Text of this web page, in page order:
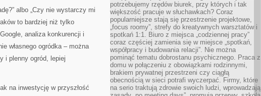
albo „Czy nie wystarczy mi
to bardziej niż tylko
analiza konkurencji i
własnego ogródka – można
i plenny ogród, lepiej
na inwestycję w przyszłość
potrzebujemy rzędów biurek, przy których i tak
większość pracuje w słuchawkach? Coraz
popularniejsze stają się przestrzenie projektowe,
„focus roomy”, strefy do kreatywnych warsztatów i
spotkań 1:1. Biuro z miejsca „codziennej pracy”
coraz częściej zamienia się w miejsce „spotkań,
współpracy i budowania relacji”. Nie można
pominąć tematu dobrostanu psychicznego. Praca z
domu w połączeniu z obowiązkami rodzinnymi,
brakiem prywatnej przestrzeni czy ciągłą
obecnością w sieci potrafi wyczerpać. Firmy, które
na serio traktują zdrowie swoich ludzi, wprowadzają